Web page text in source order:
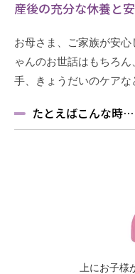
産後の充分な休養と
お母さま、ご家族が安
ゃんのお世話はもちろ
手、きょうだいのケアな
たとえばこんな時…
上にお子様